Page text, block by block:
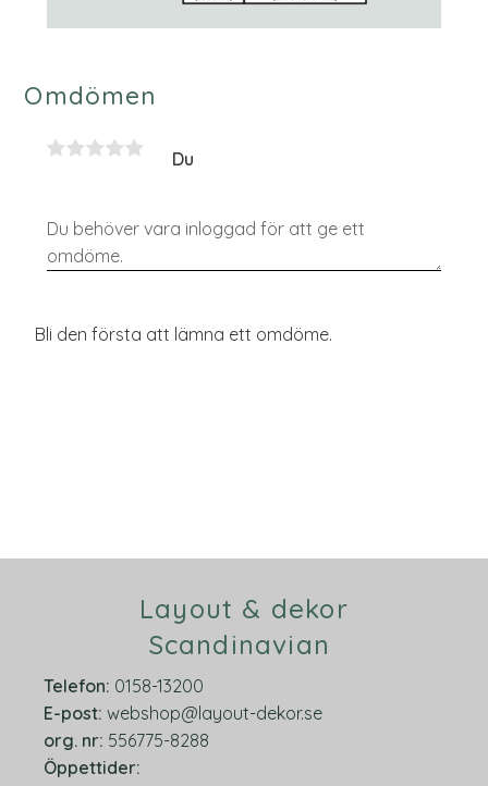
Omdömen
Du
Bli den första att lämna ett omdöme.
Layout & dekor
Scandinavian
Telefon: 0158-13200
E-post: webshop@layout-dekor.se
org. nr: 556775-8288
Öppettider: